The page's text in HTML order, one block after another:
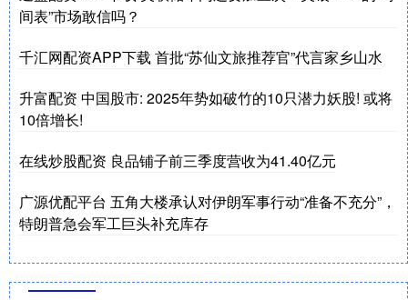
间表”市场敢信吗？
千汇网配资APP下载 首批“苏仙文旅推荐官”代言家乡山水
升富配资 中国股市: 2025年势如破竹的10只潜力妖股! 或将
10倍增长!
在线炒股配资 良品铺子前三季度营收为41.40亿元
广源优配平台 五角大楼承认对伊朗军事行动“准备不充分”，
特朗普急会军工巨头补充库存